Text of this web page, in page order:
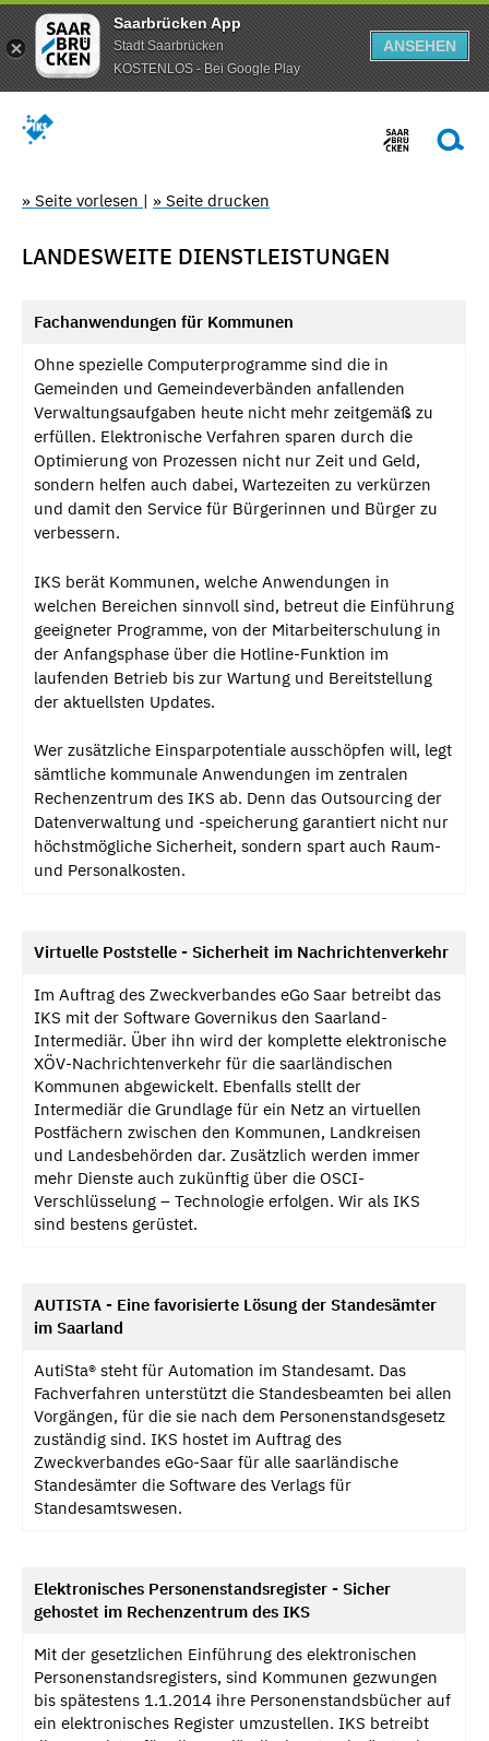
Saarbrücken App
Stadt Saarbrücken
KOSTENLOS - Bei Google Play
ANSEHEN
» Seite vorlesen | » Seite drucken
LANDESWEITE DIENSTLEISTUNGEN
Fachanwendungen für Kommunen
Ohne spezielle Computerprogramme sind die in
Gemeinden und Gemeindeverbänden anfallenden
Verwaltungsaufgaben heute nicht mehr zeitgemäß zu
erfüllen. Elektronische Verfahren sparen durch die
Optimierung von Prozessen nicht nur Zeit und Geld,
sondern helfen auch dabei, Wartezeiten zu verkürzen
und damit den Service für Bürgerinnen und Bürger zu
verbessern.
IKS berät Kommunen, welche Anwendungen in
welchen Bereichen sinnvoll sind, betreut die Einführung
geeigneter Programme, von der Mitarbeiterschulung in
der Anfangsphase über die Hotline-Funktion im
laufenden Betrieb bis zur Wartung und Bereitstellung
der aktuellsten Updates.
Wer zusätzliche Einsparpotentiale ausschöpfen will, legt
sämtliche kommunale Anwendungen im zentralen
Rechenzentrum des IKS ab. Denn das Outsourcing der
Datenverwaltung und -speicherung garantiert nicht nur
höchstmögliche Sicherheit, sondern spart auch Raum-
und Personalkosten.
Virtuelle Poststelle - Sicherheit im Nachrichtenverkehr
Im Auftrag des Zweckverbandes eGo Saar betreibt das
IKS mit der Software Governikus den Saarland-
Intermediär. Über ihn wird der komplette elektronische
XÖV-Nachrichtenverkehr für die saarländischen
Kommunen abgewickelt. Ebenfalls stellt der
Intermediär die Grundlage für ein Netz an virtuellen
Postfächern zwischen den Kommunen, Landkreisen
und Landesbehörden dar. Zusätzlich werden immer
mehr Dienste auch zukünftig über die OSCI-
Verschlüsselung – Technologie erfolgen. Wir als IKS
sind bestens gerüstet.
AUTISTA - Eine favorisierte Lösung der Standesämter
im Saarland
AutiSta® steht für Automation im Standesamt. Das
Fachverfahren unterstützt die Standesbeamten bei allen
Vorgängen, für die sie nach dem Personenstandsgesetz
zuständig sind. IKS hostet im Auftrag des
Zweckverbandes eGo-Saar für alle saarländische
Standesämter die Software des Verlags für
Standesamtswesen.
Elektronisches Personenstandsregister - Sicher
gehostet im Rechenzentrum des IKS
Mit der gesetzlichen Einführung des elektronischen
Personenstandsregisters, sind Kommunen gezwungen
bis spätestens 1.1.2014 ihre Personenstandsbücher auf
ein elektronisches Register umzustellen. IKS betreibt